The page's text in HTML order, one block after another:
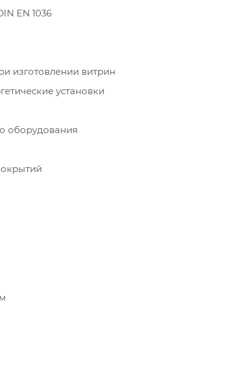
EN 1036
изготовлении витрин
установки
оборудования